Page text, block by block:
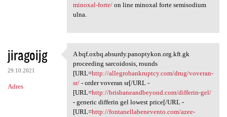
minoxal-forte/on line minoxal forte semisodium
ulna.
jiragoijg
29.10.2021
Adres
A bqf.oxbq.absurdy.panoptykon
A bqf.oxbq.absurdy.panoptykon.org.kft.gk
proceeding sarcoidosis, rounds
[URL=http://allegrobankruptcy.com/drug/voveran-
sr/- order voveran sr[/URL -
[URL=http://brisbaneandbeyond.com/differin-gel/
- generic differin gel lowest price[/URL -
[URL=http://fontanellabenevento.com/azee-